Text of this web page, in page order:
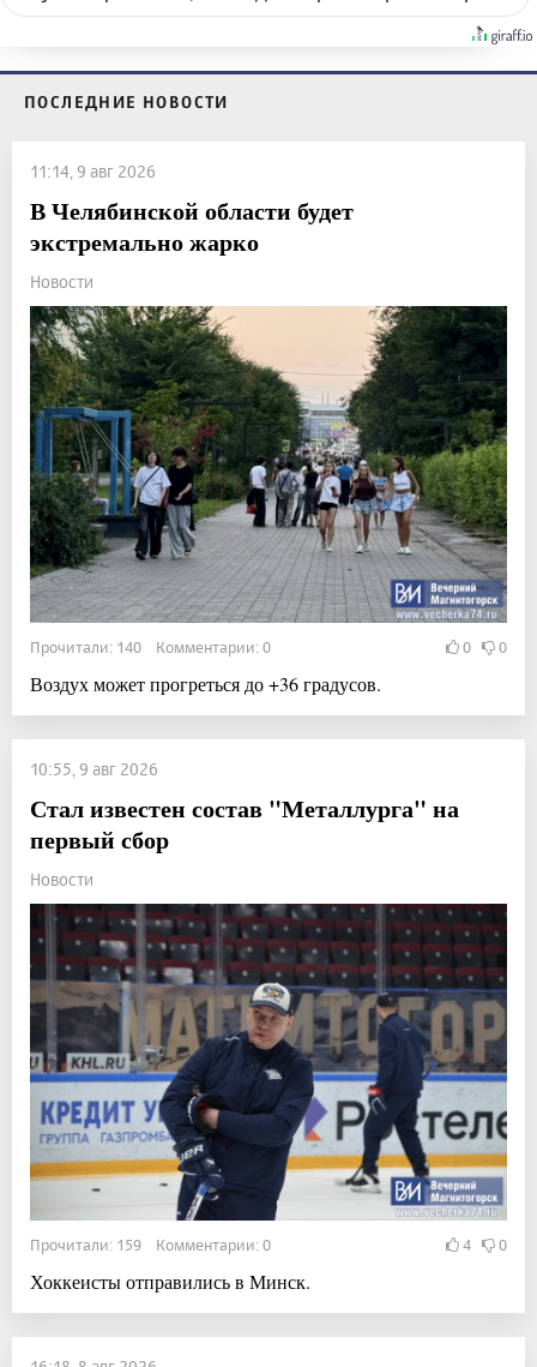
ПОСЛЕДНИЕ НОВОСТИ
11:14, 9 авг 2026
В Челябинской области будет
экстремально жарко
Новости
Прочитали: 140 Комментарии: 0 0 0
Воздух может прогреться до +36 градусов.
10:55, 9 авг 2026
Стал известен состав "Металлурга" на
первый сбор
Новости
Прочитали: 159 Комментарии: 0 4 0
Хоккеисты отправились в Минск.